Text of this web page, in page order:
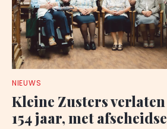
NIEUWS
Kleine Zusters
154 jaar, met